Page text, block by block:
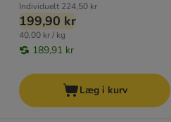
Individuelt 224,50 kr
199,90 kr
40,00 kr / kg
189,91 kr
Læg i kurv